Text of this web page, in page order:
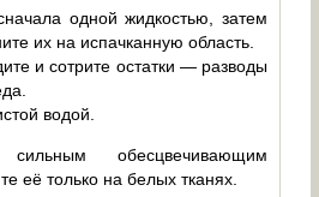
одной жидкостью, затем
их на испачканную область.
и сотрите остатки — разводы
водой.
обесцвечивающим
её только на белых тканях.